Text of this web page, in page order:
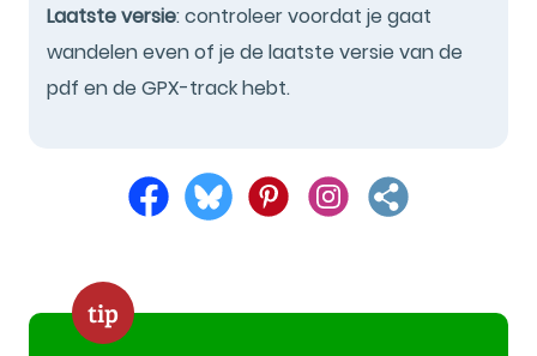
Laatste versie: controleer voordat je gaat
wandelen even of je de laatste versie van de
pdf en de GPX-track hebt.
tip